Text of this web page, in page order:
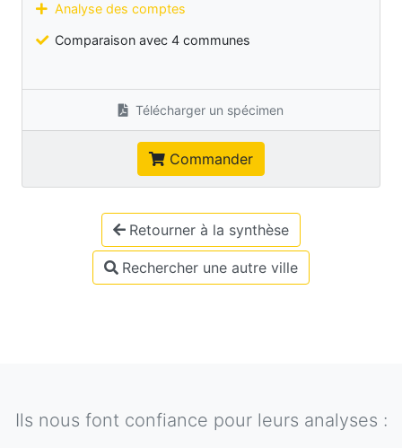
Analyse des comptes
Comparaison avec 4 communes
Télécharger un spécimen
Commander
Retourner à la synthèse
Rechercher une autre ville
Ils nous font confiance pour leurs analyses :